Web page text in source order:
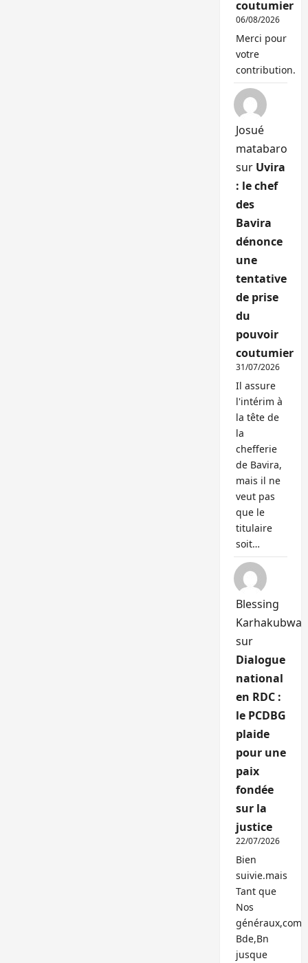
coutumier
06/08/2026
Merci pour
votre
contribution.
Josué
matabaro
sur Uvira
: le chef
des
Bavira
dénonce
une
tentative
de prise
du
pouvoir
coutumier
31/07/2026
Il assure
l'intérim à
la tête de
la
chefferie
de Bavira,
mais il ne
veut pas
que le
titulaire
soit…
Blessing
Karhakubwa
sur
Dialogue
national
en RDC :
le PCDBG
plaide
pour une
paix
fondée
sur la
justice
22/07/2026
Bien
suivie.mais
Tant que
Nos
généraux,com
Bde,Bn
jusque